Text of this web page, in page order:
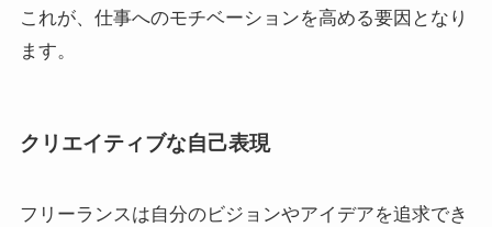
これが、仕事へのモチベーションを高める要因となり
ます。
クリエイティブな自己表現
フリーランスは自分のビジョンやアイデアを追求でき